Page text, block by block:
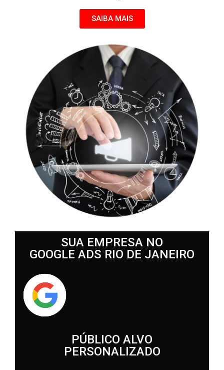
SAIBA MAIS
SUA EMPRESA NO
GOOGLE ADS RIO DE JANEIRO
PÚBLICO ALVO
PERSONALIZADO